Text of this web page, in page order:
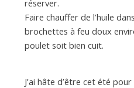
réserver.
Faire chauffer de l’huile
brochettes à feu doux
poulet soit bien cuit.
J’ai hâte d’être cet été